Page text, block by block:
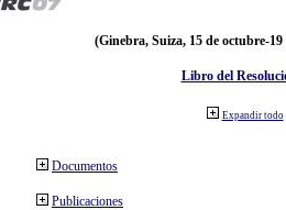
(Ginebra, Suiza, 15 de octubre-19
Libro del
Expandir todo
Documentos
Publicaciones